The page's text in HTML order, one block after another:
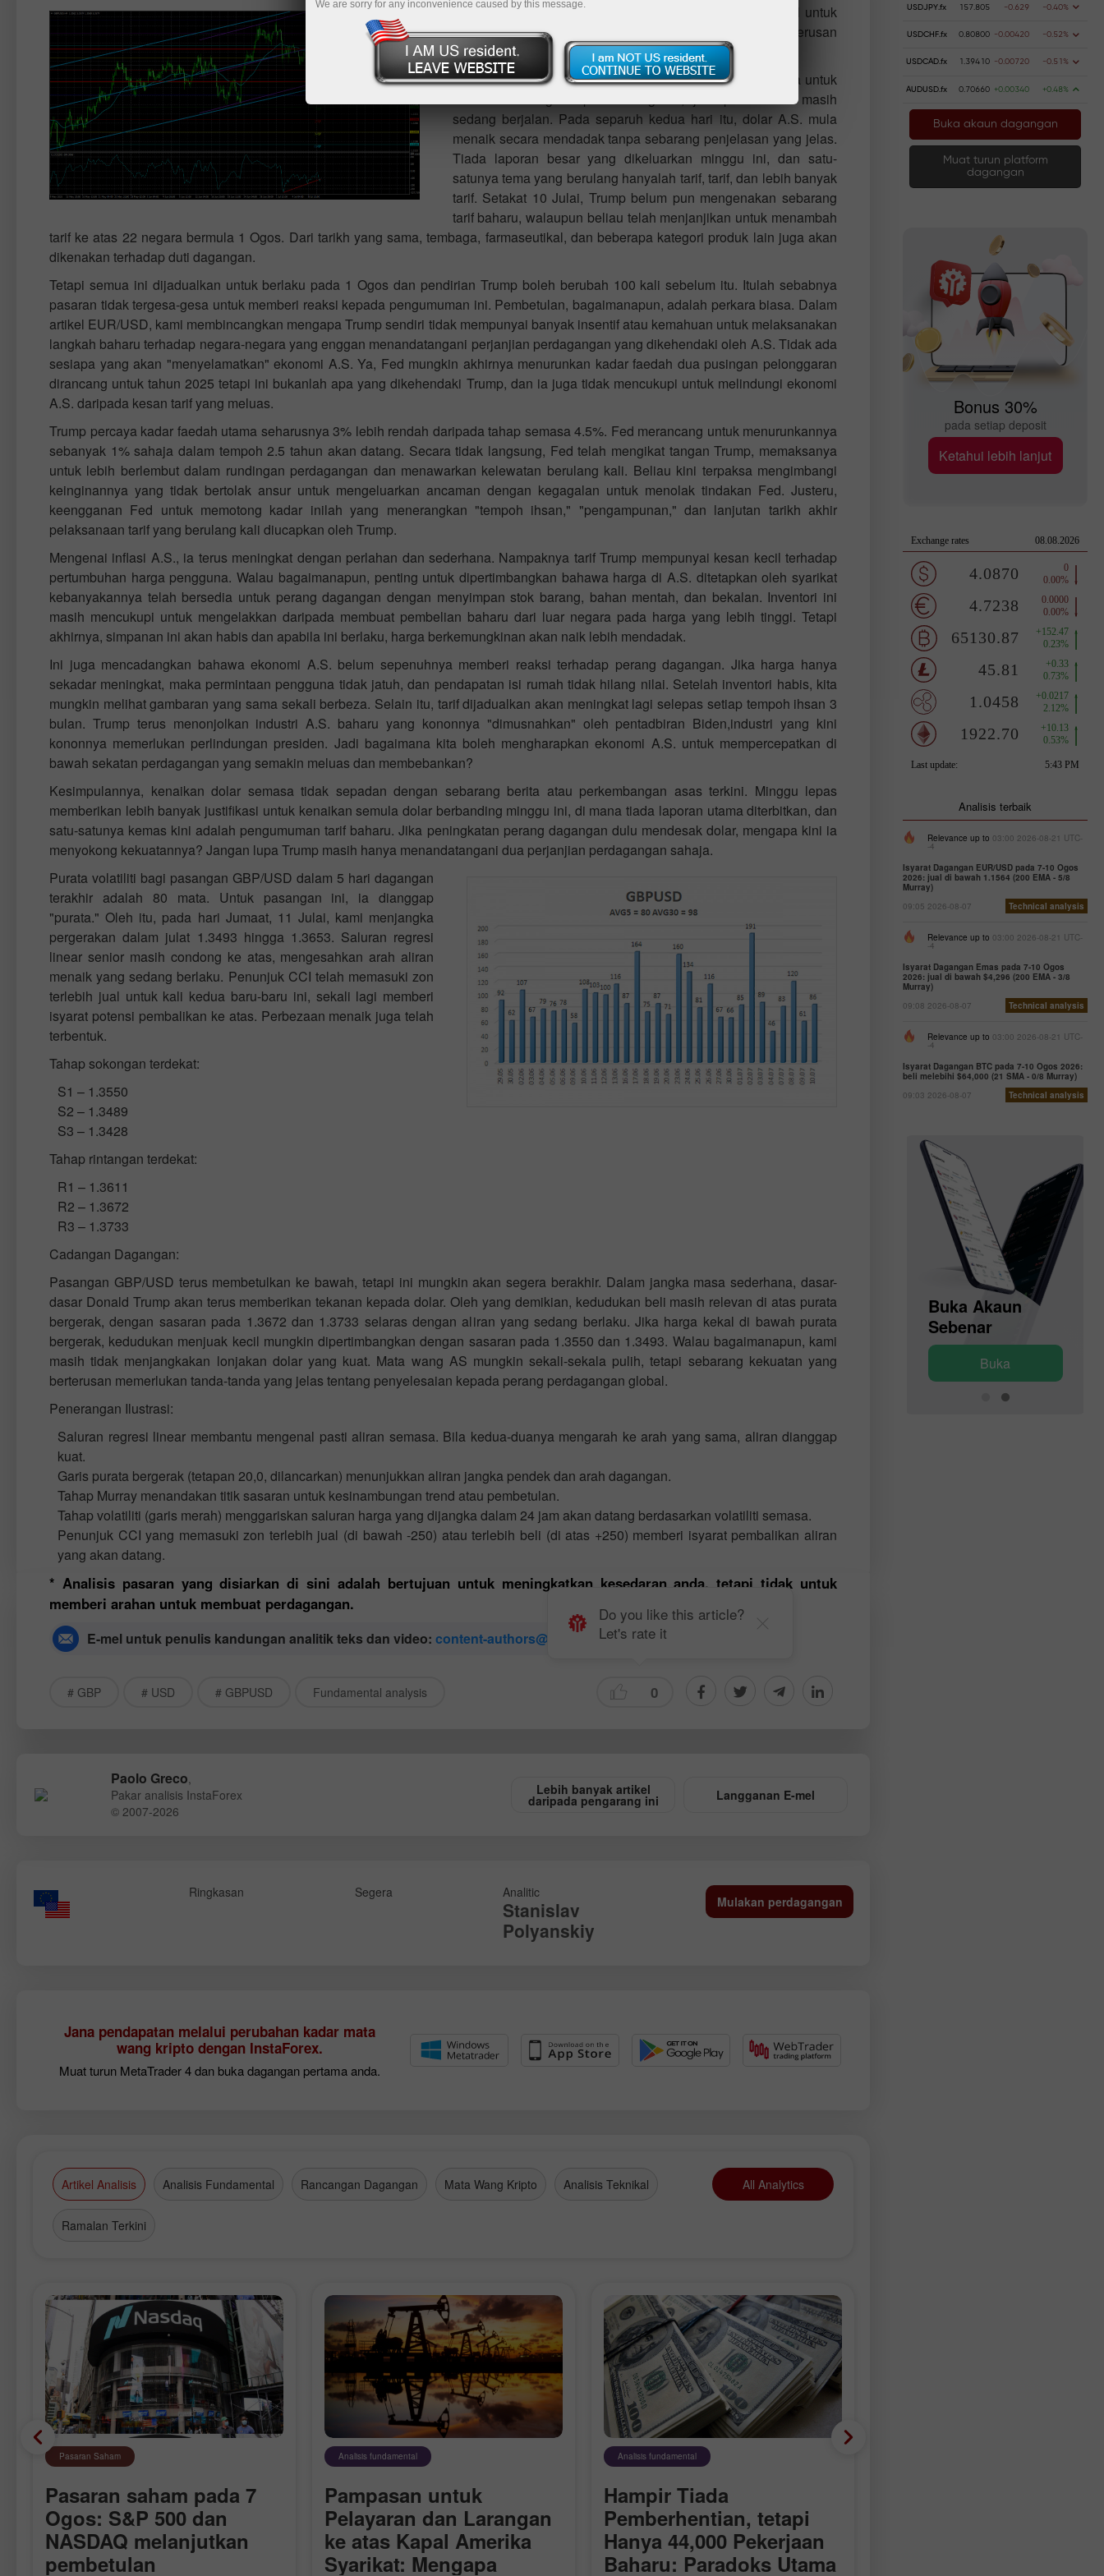
Pada hari Khamis, pasangan mata wang GBP/USD gagal untuk
stabil di atas purata bergerak, jadi pembetulan masih berterusan
buat masa ini.
Sepanjang hari Khamis, pasangan GBP/USD tidak berjaya untuk
kekal di atas garis purata bergerak, jadi pembetulan masih
sedang berjalan. Pada separuh kedua hari itu, dolar A.S. mula
menaik secara mendadak tanpa sebarang penjelasan yang jelas.
Tiada laporan besar yang dikeluarkan minggu ini, dan satu-
satunya tema yang berulang hanyalah tarif, tarif, dan lebih banyak
tarif. Setakat 10 Julai, Trump belum pun mengenakan sebarang
tarif baharu, walaupun beliau telah menjanjikan untuk menambah
tarif ke atas 22 negara bermula 1 Ogos. Dari tarikh yang sama, tembaga, farmaseutikal, dan beberapa kategori produk lain juga akan
dikenakan terhadap duti dagangan.
Tetapi semua ini dijadualkan untuk berlaku pada 1 Ogos dan pendirian Trump boleh berubah 100 kali sebelum itu. Itulah sebabnya
pasaran tidak tergesa-gesa untuk memberi reaksi kepada pengumuman ini. Pembetulan, bagaimanapun, adalah perkara biasa. Dalam
artikel EUR/USD, kami membincangkan mengapa Trump sendiri tidak mempunyai banyak insentif atau kemahuan untuk melaksanakan
langkah baharu terhadap negara-negara yang enggan menandatangani perjanjian perdagangan yang dikehendaki oleh A.S. Tidak ada
sesiapa yang akan "menyelamatkan" ekonomi A.S. Ya, Fed mungkin akhirnya menurunkan kadar faedah dua pusingan pelonggaran
dirancang untuk tahun 2025 tetapi ini bukanlah apa yang dikehendaki Trump, dan ia juga tidak mencukupi untuk melindungi ekonomi
A.S. daripada kesan tarif yang meluas.
Trump percaya kadar faedah utama seharusnya 3% lebih rendah daripada tahap semasa 4.5%. Fed merancang untuk menurunkannya
sebanyak 1% sahaja dalam tempoh 2.5 tahun akan datang. Secara tidak langsung, Fed telah mengikat tangan Trump, memaksanya
untuk lebih berlembut dalam rundingan perdagangan dan menawarkan kelewatan berulang kali. Beliau kini terpaksa mengimbangi
keinginannya yang tidak bertolak ansur untuk mengeluarkan ancaman dengan kegagalan untuk menolak tindakan Fed. Justeru,
keengganan Fed untuk memotong kadar inilah yang menerangkan "tempoh ihsan," "pengampunan," dan lanjutan tarikh akhir
pelaksanaan tarif yang berulang kali diucapkan oleh Trump.
Mengenai inflasi A.S., ia terus meningkat dengan perlahan dan sederhana. Nampaknya tarif Trump mempunyai kesan kecil terhadap
pertumbuhan harga pengguna. Walau bagaimanapun, penting untuk dipertimbangkan bahawa harga di A.S. ditetapkan oleh syarikat
kebanyakannya telah bersedia untuk perang dagangan dengan menyimpan stok barang, bahan mentah, dan bekalan. Inventori ini
masih mencukupi untuk mengelakkan daripada membuat pembelian baharu dari luar negara pada harga yang lebih tinggi. Tetapi
akhirnya, simpanan ini akan habis dan apabila ini berlaku, harga berkemungkinan akan naik lebih mendadak.
Ini juga mencadangkan bahawa ekonomi A.S. belum sepenuhnya memberi reaksi terhadap perang dagangan. Jika harga hanya
sekadar meningkat, maka permintaan pengguna tidak jatuh, dan pendapatan isi rumah tidak hilang nilai. Setelah inventori habis, kita
mungkin melihat gambaran yang sama sekali berbeza. Selain itu, tarif dijadualkan akan meningkat lagi selepas setiap tempoh ihsan 3
bulan. Trump terus menonjolkan industri A.S. baharu yang kononnya "dimusnahkan" oleh pentadbiran Biden,industri yang kini
kononnya memerlukan perlindungan presiden. Jadi bagaimana kita boleh mengharapkan ekonomi A.S. untuk mempercepatkan di
bawah sekatan perdagangan yang semakin meluas dan membebankan?
Kesimpulannya, kenaikan dolar semasa tidak sepadan dengan sebarang berita atau perkembangan asas terkini. Minggu lepas
memberikan lebih banyak justifikasi untuk kenaikan semula dolar berbanding minggu ini, di mana tiada laporan utama diterbitkan, dan
satu-satunya kemas kini adalah pengumuman tarif baharu. Jika peningkatan perang dagangan dulu mendesak dolar, mengapa kini ia
menyokong kekuatannya? Jangan lupa Trump masih hanya menandatangani dua perjanjian perdagangan sahaja.
Purata volatiliti bagi pasangan GBP/USD dalam 5 hari dagangan
terakhir adalah 80 mata. Untuk pasangan ini, ia dianggap
"purata." Oleh itu, pada hari Jumaat, 11 Julai, kami menjangka
pergerakan dalam julat 1.3493 hingga 1.3653. Saluran regresi
linear senior masih condong ke atas, mengesahkan arah aliran
menaik yang sedang berlaku. Penunjuk CCI telah memasuki zon
terlebih jual untuk kali kedua baru-baru ini, sekali lagi memberi
isyarat potensi pembalikan ke atas. Perbezaan menaik juga telah
terbentuk.
Tahap sokongan terdekat:
S1 – 1.3550
S2 – 1.3489
S3 – 1.3428
Tahap rintangan terdekat:
R1 – 1.3611
R2 – 1.3672
R3 – 1.3733
Cadangan Dagangan:
Pasangan GBP/USD terus membetulkan ke bawah, tetapi ini mungkin akan segera berakhir. Dalam jangka masa sederhana, dasar-
dasar Donald Trump akan terus memberikan tekanan kepada dolar. Oleh yang demikian, kedudukan beli masih relevan di atas purata
bergerak, dengan sasaran pada 1.3672 dan 1.3733 selaras dengan aliran yang sedang berlaku. Jika harga kekal di bawah purata
bergerak, kedudukan menjuak kecil mungkin dipertimbangkan dengan sasaran pada 1.3550 dan 1.3493. Walau bagaimanapun, kami
masih tidak menjangkakan lonjakan dolar yang kuat. Mata wang AS mungkin sekali-sekala pulih, tetapi sebarang kekuatan yang
berterusan memerlukan tanda-tanda yang jelas tentang penyelesaian kepada perang perdagangan global.
Penerangan Ilustrasi:
Saluran regresi linear membantu mengenal pasti aliran semasa. Bila kedua-duanya mengarah ke arah yang sama, aliran dianggap
kuat.
Garis purata bergerak (tetapan 20,0, dilancarkan) menunjukkan aliran jangka pendek dan arah dagangan.
Tahap Murray menandakan titik sasaran untuk kesinambungan trend atau pembetulan.
Tahap volatiliti (garis merah) menggariskan saluran harga yang dijangka dalam 24 jam akan datang berdasarkan volatiliti semasa.
Penunjuk CCI yang memasuki zon terlebih jual (di bawah -250) atau terlebih beli (di atas +250) memberi isyarat pembalikan aliran
yang akan datang.
* Analisis pasaran yang disiarkan di sini adalah bertujuan untuk meningkatkan kesedaran anda, tetapi tidak untuk
memberi arahan untuk membuat perdagangan.
E-mel untuk penulis kandungan analitik teks dan video: content-authors@instaforex.com
# GBP # USD # GBPUSD Fundamental analysis 0
Do you like this article?
Let's rate it
Paolo Greco,
Pakar analisis InstaForex
© 2007-2026
Lebih banyak artikel
daripada pengarang ini Langganan E-mel
Ringkasan Segera Analitic
Stanislav
Polyanskiy
Mulakan perdagangan
Jana pendapatan melalui perubahan kadar mata
wang kripto dengan InstaForex.
Muat turun MetaTrader 4 dan buka dagangan pertama anda.
Artikel Analisis Analisis Fundamental Rancangan Dagangan Mata Wang Kripto Analisis Teknikal
Ramalan Terkini
All Analytics
Pasaran Saham
Pasaran saham pada 7
Ogos: S&P 500 dan
NASDAQ melanjutkan
pembetulan
Analisis fundamental
Pampasan untuk
Pelayaran dan Larangan
ke atas Kapal Amerika
Syarikat: Mengapa
Analisis fundamental
Hampir Tiada
Pemberhentian, tetapi
Hanya 44,000 Pekerjaan
Baharu: Paradoks Utama
USDJPY.fx 157.805 -0.629 -0.40%
USDCHF.fx 0.80800 -0.00420 -0.52%
USDCAD.fx 1.39410 -0.00720 -0.51%
AUDUSD.fx 0.70660 +0.00340 +0.48%
Buka akaun dagangan
Muat turun platform
dagangan
Bonus 30%
pada setiap deposit
Ketahui lebih lanjut
Analisis terbaik
Relevance up to 03:00 2026-08-21 UTC-
-4
Isyarat Dagangan EUR/USD pada 7-10 Ogos
2026: jual di bawah 1.1564 (200 EMA - 5/8
Murray)
09:05 2026-08-07
Technical analysis
Relevance up to 03:00 2026-08-21 UTC-
-4
Isyarat Dagangan Emas pada 7-10 Ogos
2026: jual di bawah $4,296 (200 EMA - 3/8
Murray)
09:08 2026-08-07
Technical analysis
Relevance up to 03:00 2026-08-21 UTC-
-4
Isyarat Dagangan BTC pada 7-10 Ogos 2026:
beli melebihi $64,000 (21 SMA - 0/8 Murray)
09:03 2026-08-07
Technical analysis
Buka Akaun
Demo
Buka
Buka Akaun
Sebenar
Buka
Buka Akaun
Demo
Buka
Buka Akaun
Sebenar
Buka
We are sorry for any inconvenience caused by this message.